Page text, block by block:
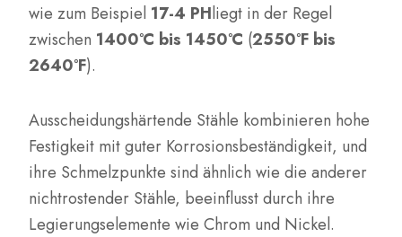
wie zum Beispiel 17-4 PHliegt in der Regel
zwischen 1400°C bis 1450°C (2550°F bis
2640°F).
Ausscheidungshärtende Stähle kombinieren hohe
Festigkeit mit guter Korrosionsbeständigkeit, und
ihre Schmelzpunkte sind ähnlich wie die anderer
nichtrostender Stähle, beeinflusst durch ihre
Legierungselemente wie Chrom und Nickel.